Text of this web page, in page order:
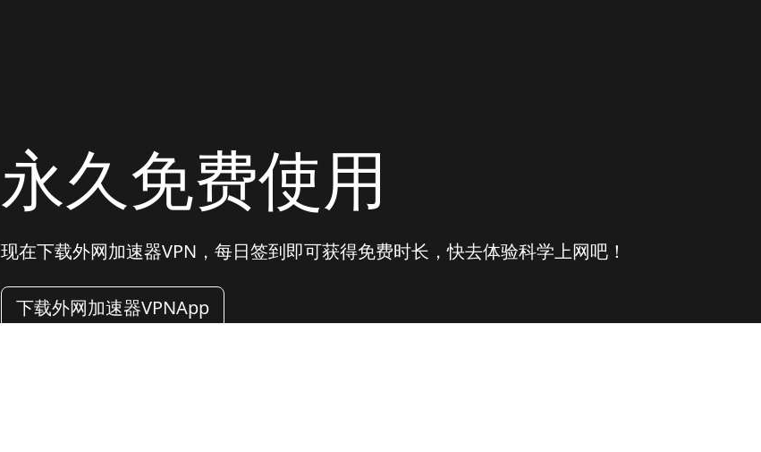
永久免费使用
现在下载外网加速器VPN，每日签到即可获得免费时长，快去体验科学上网吧！
下载外网加速器VPNApp